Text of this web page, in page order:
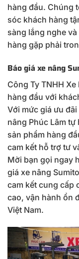
hàng đầu. Chúng
sóc khách hàng
sàng lắng nghe
hàng gặp phải
Báo giá xe nâng
Công Ty TNHH
hàng đầu với
Với mức giá ưu
nâng Phúc Lâm
sản phẩm hàng
cam kết hỗ trợ tư
Mời bạn gọi ngay
giá xe nâng
cam kết cung cấp
cao, vận hành ổn
Việt Nam.